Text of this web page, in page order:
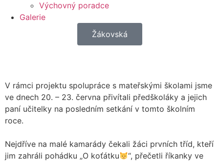
Výchovný poradce
Galerie
Žákovská
V rámci projektu spolupráce s mateřskými školami jsme
ve dnech 20. – 23. června přivítali předškoláky a jejich
paní učitelky na posledním setkání v tomto školním
roce.
Nejdříve na malé kamarády čekali žáci prvních tříd, kteří
jim zahráli pohádku „O koťátku
“, přečetli říkanky ve